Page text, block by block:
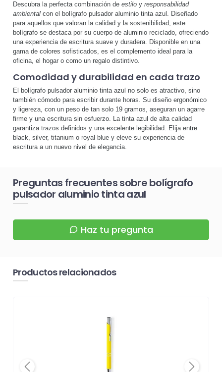
Descubra la perfecta combinación de estilo y responsabilidad
ambiental con el bolígrafo pulsador aluminio tinta azul. Diseñado
para aquellos que valoran la calidad y la sostenibilidad, este
bolígrafo se destaca por su cuerpo de aluminio reciclado, ofreciendo
una experiencia de escritura suave y duradera. Disponible en una
gama de colores sofisticados, es el complemento ideal para la
oficina, el hogar o como un regalo distintivo.
Comodidad y durabilidad en cada trazo
El bolígrafo pulsador aluminio tinta azul no solo es atractivo, sino
también cómodo para escribir durante horas. Su diseño ergonómico
y ligereza, con un peso de tan solo 19 gramos, aseguran un agarre
firme y una escritura sin esfuerzo. La tinta azul de alta calidad
garantiza trazos definidos y una excelente legibilidad. Elija entre
black, silver, titanium o royal blue y eleve su experiencia de
escritura a un nuevo nivel de elegancia.
Preguntas frecuentes sobre bolígrafo
pulsador aluminio tinta azul
Haz tu pregunta
Productos relacionados